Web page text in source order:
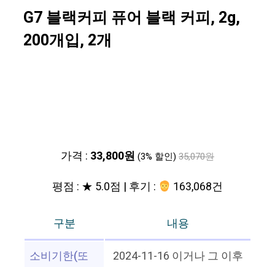
G7 블랙커피 퓨어 블랙 커피, 2g,
200개입, 2개
가격 : 33,800원 (3% 할인) 35,070원
평점 : ★ 5.0점 | 후기 : 163,068건
구분
내용
소비기한(또
2024-11-16 이거나 그 이후